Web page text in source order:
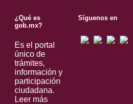
¿Qué es
gob.mx?
Es el portal
único de
trámites,
información y
participación
ciudadana.
Leer más
Síguenos en